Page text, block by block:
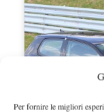
Per fornire le migliori